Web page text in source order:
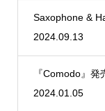
Saxophone &
2024.09.13
『Comodo』
2024.01.05